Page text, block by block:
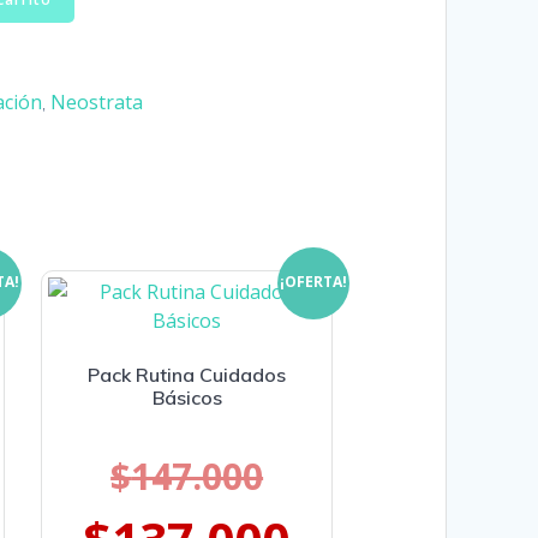
, Neostrata
¡OFERTA!
Pack Rutina Cuidados
Básicos
$147.000